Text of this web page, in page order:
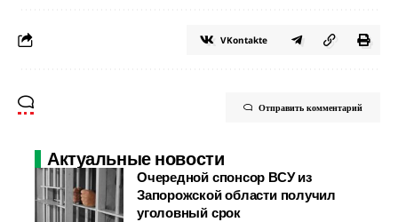
VKontakte
Отправить комментарий
Актуальные новости
Очередной спонсор ВСУ из
Запорожской области получил
уголовный срок